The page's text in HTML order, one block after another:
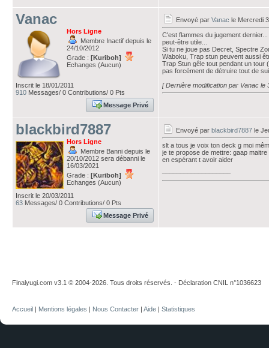
Vanac
Hors Ligne
Membre Inactif depuis le
24/10/2012
Grade : [Kuriboh]
Echanges (Aucun)
Inscrit le 18/01/2011
910 Messages/ 0 Contributions/ 0 Pts
Message Privé
Envoyé par Vanac le Mercredi
C'est flammes du jugement
peut-être utile...
Si tu ne joue pas Decret, Spectre
Waboku, Trap stun peuvent aussi
Trap Stun gêle tout pendant un tour
pas forcément de détruire tout de
[ Dernière modification par Vanac le
blackbird7887
Hors Ligne
Membre Banni depuis le
20/10/2012 sera débanni le
16/03/2021
Grade : [Kuriboh]
Echanges (Aucun)
Inscrit le 20/03/2011
63 Messages/ 0 Contributions/ 0 Pts
Message Privé
Envoyé par blackbird7887 le
slt a tous je voix ton deck g moi
je te propose de mettre: gaap
en espérant t avoir aider
Finalyugi.com v3.1 © 2004-2026. Tous droits réservés. - Déclaration CNIL n°1036623
Accueil | Mentions légales | Nous Contacter | Aide | Statistiques